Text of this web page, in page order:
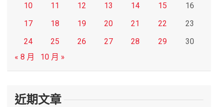
10
11 12 13 14 15
16
17
18 19 20 21 22
23
24
25 26 27 28 29
30
« 8 月
10 月 »
近期文章